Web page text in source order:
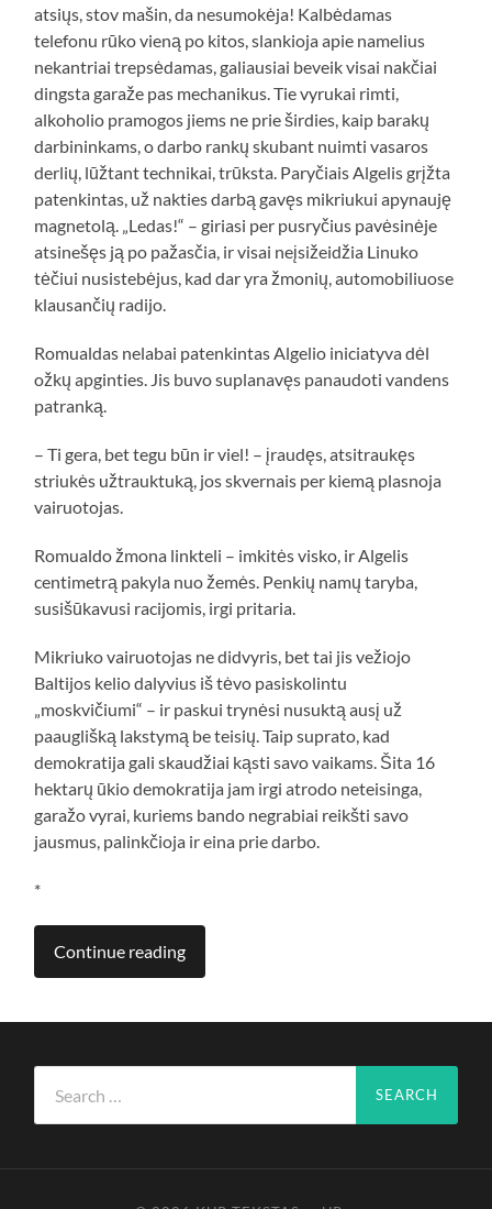
atsiųs, stov mašin, da nesumokėja! Kalbėdamas
telefonu rūko vieną po kitos, slankioja apie namelius
nekantriai trepsėdamas, galiausiai beveik visai nakčiai
dingsta garaže pas mechanikus. Tie vyrukai rimti,
alkoholio pramogos jiems ne prie širdies, kaip barakų
darbininkams, o darbo rankų skubant nuimti vasaros
derlių, lūžtant technikai, trūksta. Paryčiais Algelis grįžta
patenkintas, už nakties darbą gavęs mikriukui apynauję
magnetolą. „Ledas!“ – giriasi per pusryčius pavėsinėje
atsinešęs ją po pažasčia, ir visai neįsižeidžia Linuko
tėčiui nusistebėjus, kad dar yra žmonių, automobiliuose
klausančių radijo.
Romualdas nelabai patenkintas Algelio iniciatyva dėl
ožkų apginties. Jis buvo suplanavęs panaudoti vandens
patranką.
– Ti gera, bet tegu būn ir viel! – įraudęs, atsitraukęs
striukės užtrauktuką, jos skvernais per kiemą plasnoja
vairuotojas.
Romualdo žmona linkteli – imkitės visko, ir Algelis
centimetrą pakyla nuo žemės. Penkių namų taryba,
susišūkavusi racijomis, irgi pritaria.
Mikriuko vairuotojas ne didvyris, bet tai jis vežiojo
Baltijos kelio dalyvius iš tėvo pasiskolintu
„moskvičiumi“ – ir paskui trynėsi nusuktą ausį už
paauglišką lakstymą be teisių. Taip suprato, kad
demokratija gali skaudžiai kąsti savo vaikams. Šita 16
hektarų ūkio demokratija jam irgi atrodo neteisinga,
garažo vyrai, kuriems bando negrabiai reikšti savo
jausmus, palinkčioja ir eina prie darbo.
*
Continue reading
for: